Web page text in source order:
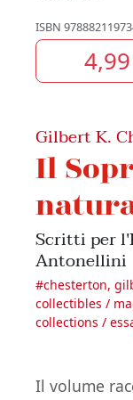
ISBN
Gilbert K.
Il
Scritti per
Antonellini
#chesterton,
collectibles /
collections /
Il volume